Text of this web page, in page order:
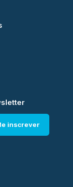
inscrever